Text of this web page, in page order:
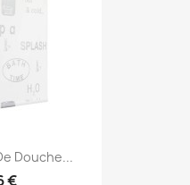
Douche...
€